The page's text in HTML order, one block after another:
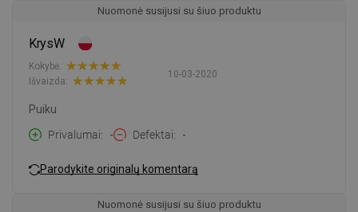
Nuomonė susijusi su šiuo produktu
KrysW
10-03-2020
Kokybė:
Išvaizda:
Puiku
Privalumai
- Defektai -
Parodykite originalų komentarą
Nuomonė susijusi su šiuo produktu